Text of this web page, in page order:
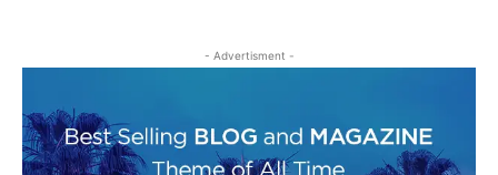
- Advertisment -